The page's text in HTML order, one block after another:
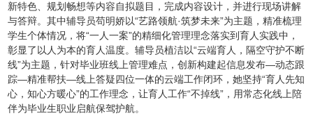
新特色、规划畅想等内容自拟题目，完成内容设计，并进行现场讲解
与答辩。其中辅导员苟明娇以“艺路领航·筑梦未来”为主题，精准梳理
学生个体情况，将“一人一案”的精细化管理理念落实到育人实践中，
彰显了以人为本的育人温度。辅导员植洁以“云端育人，隔空守护不断
线”为主题，针对毕业班线上管理难点，创新构建起信息发布—动态跟
踪—精准帮扶—线上答疑四位一体的云端工作闭环，她坚持“育人先知
心，知心方暖心”的工作理念，让育人工作“不掉线”，用常态化线上陪
伴为毕业生职业启航保驾护航。